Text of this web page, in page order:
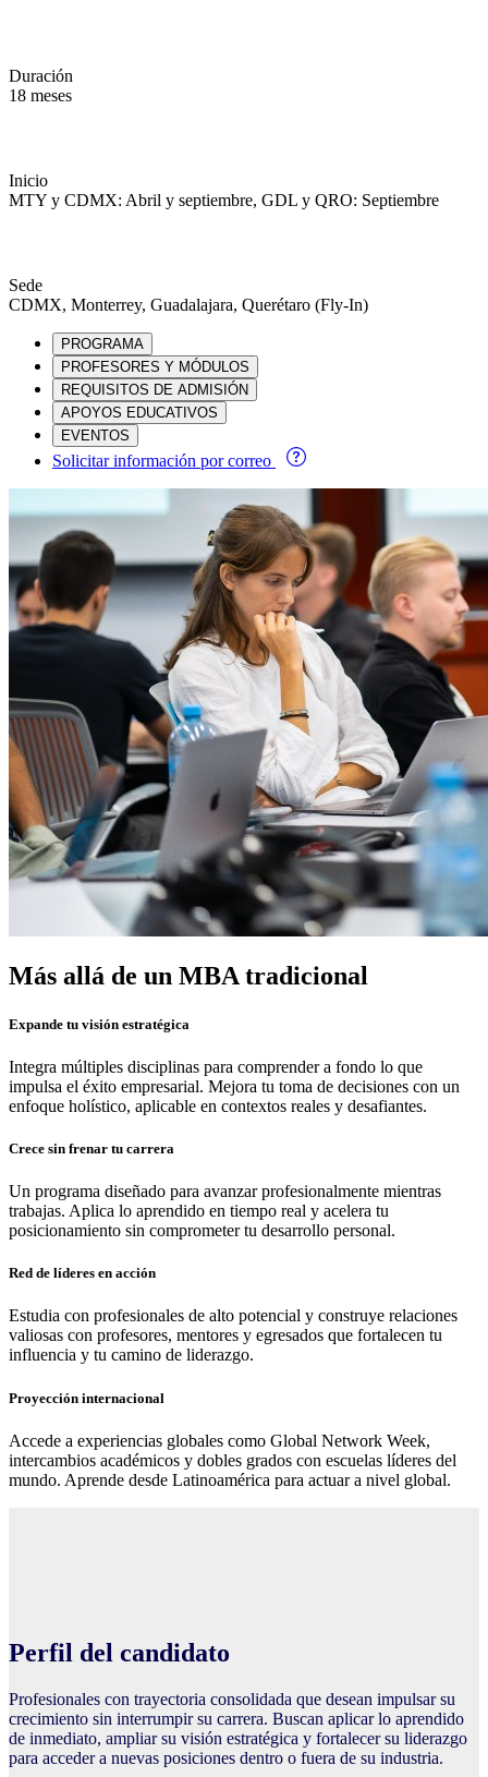
Duración
18 meses
Inicio
MTY y CDMX: Abril y septiembre, GDL y QRO: Septiembre
Sede
CDMX, Monterrey, Guadalajara, Querétaro (Fly-In)
PROGRAMA
PROFESORES Y MÓDULOS
REQUISITOS DE ADMISIÓN
APOYOS EDUCATIVOS
EVENTOS
Solicitar información por correo
Más allá de un MBA tradicional
Expande tu visión estratégica
Integra múltiples disciplinas para comprender a fondo lo que
impulsa el éxito empresarial. Mejora tu toma de decisiones con un
enfoque holístico, aplicable en contextos reales y desafiantes.
Crece sin frenar tu carrera
Un programa diseñado para avanzar profesionalmente mientras
trabajas. Aplica lo aprendido en tiempo real y acelera tu
posicionamiento sin comprometer tu desarrollo personal.
Red de líderes en acción
Estudia con profesionales de alto potencial y construye relaciones
valiosas con profesores, mentores y egresados que fortalecen tu
influencia y tu camino de liderazgo.
Proyección internacional
Accede a experiencias globales como Global Network Week,
intercambios académicos y dobles grados con escuelas líderes del
mundo. Aprende desde Latinoamérica para actuar a nivel global.
Perfil del candidato
Profesionales con trayectoria consolidada que desean impulsar su
crecimiento sin interrumpir su carrera. Buscan aplicar lo aprendido
de inmediato, ampliar su visión estratégica y fortalecer su liderazgo
para acceder a nuevas posiciones dentro o fuera de su industria.